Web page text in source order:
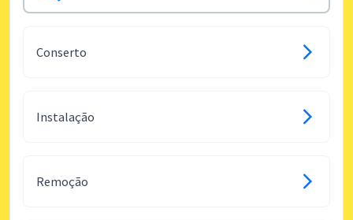
Conserto
Instalação
Remoção